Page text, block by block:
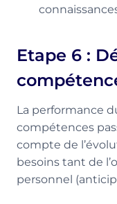
Etape 6 :
La performance
compétences
compte de
besoins tant de
personnel